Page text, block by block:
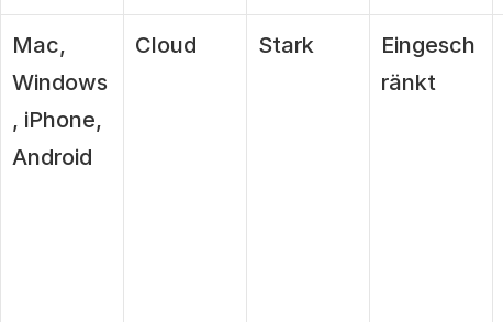
Mac,
Windows
, iPhone,
Android
Cloud Stark
Eingesch
ränkt